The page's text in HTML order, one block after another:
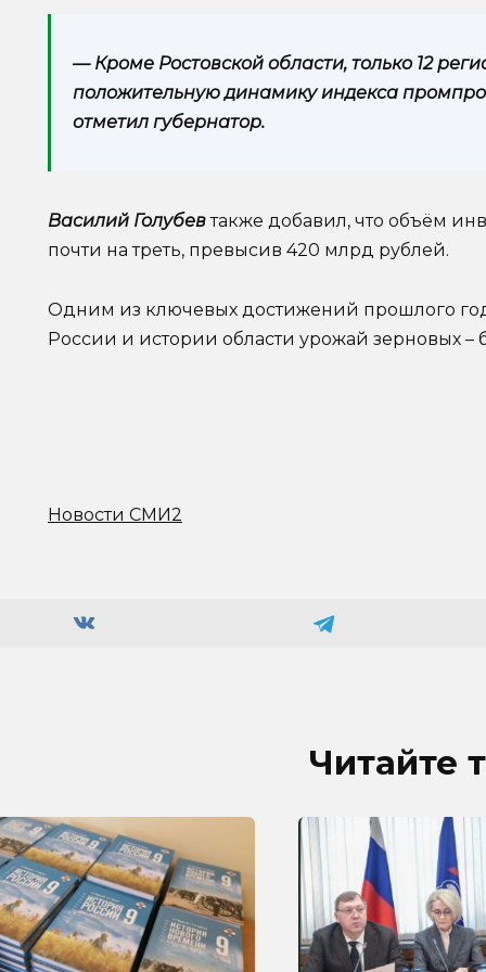
— Кроме Ростовской области, только 12
положительную динамику индекса
отметил губернатор.
Василий Голубевтакже добавил, что объём
почти на треть, превысив 420 млрд рублей.
Одним из ключевых достижений прошлого
России и истории области урожай зерновых –
Новости СМИ2
Читайте